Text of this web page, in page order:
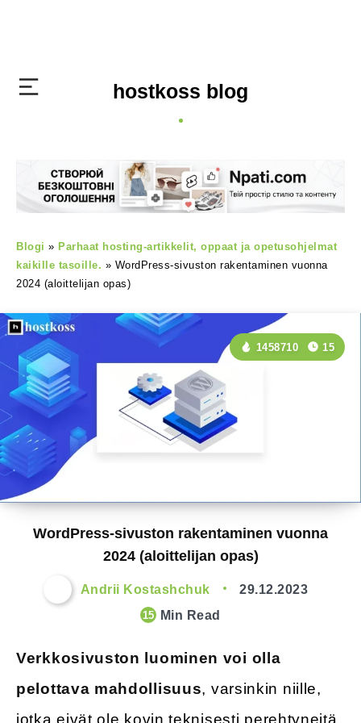
hostkoss blog
Blogi » Parhaat hosting-artikkelit, oppaat ja opetusohjelmat
kaikille tasoille. » WordPress-sivuston rakentaminen vuonna
2024 (aloittelijan opas)
WordPress-sivuston rakentaminen vuonna
2024 (aloittelijan opas)
1458710 15
Andrii Kostashchuk 29.12.2023
15 Min Read
Verkkosivuston luominen voi olla
pelottava mahdollisuus, varsinkin niille,
jotka eivät ole kovin teknisesti perehtyneitä.